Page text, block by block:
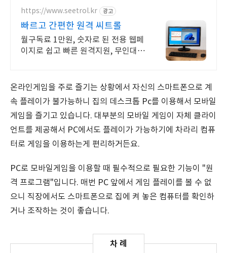
https://www.seetrol.kr 광고
빠르고 간편한 원격 씨트롤
월구독료 1만원, 숫자로 된 전용 웹페
이지로 쉽고 빠른 원격지원, 무인대기
온라인게임을 주로 즐기는 상황에서 자신의 스마트폰으로 계
속 플레이가 불가능하니 집의 데스크톱 Pc를 이용해서 모바일
게임을 즐기고 있습니다. 대부분의 모바일 게임이 자체 클라이
언트를 제공해서 PC에서도 플레이가 가능하기에 차라리 컴퓨
터로 게임을 이용하는게 편리하거든요.
PC로 모바일게임을 이용할 때 필수적으로 필요한 기능이 "원
격 프로그램"입니다. 매번 PC 앞에서 게임 플레이를 볼 수 없
으니 직장에서도 스마트폰으로 집에 켜 놓은 컴퓨터를 확인하
거나 조작하는 것이 좋습니다.